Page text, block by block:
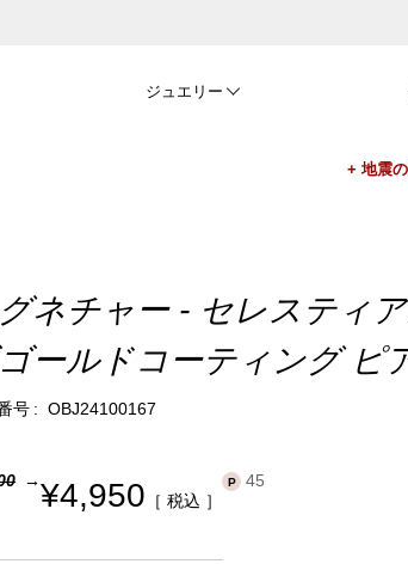
ジュエリー
ネチャー - セレスティ
ールドコーティング ピ
号 OBJ24100167
¥4,950 税込
45